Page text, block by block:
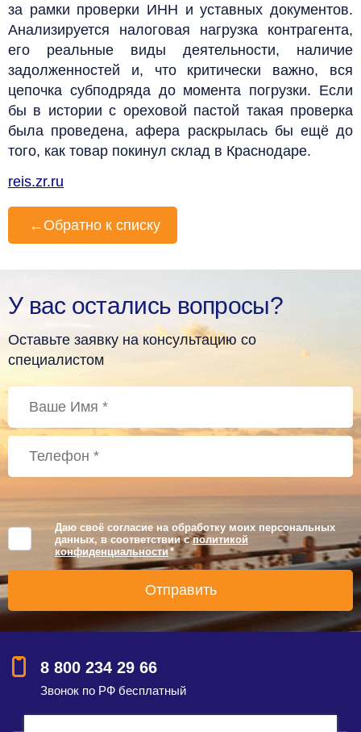
за рамки проверки ИНН и уставных документов.
Анализируется налоговая нагрузка контрагента,
его реальные виды деятельности, наличие
задолженностей и, что критически важно, вся
цепочка субподряда до момента погрузки. Если
бы в истории с ореховой пастой такая проверка
была проведена, афера раскрылась бы ещё до
того, как товар покинул склад в Краснодаре.
reis.zr.ru
← Обратно к списку
У вас остались вопросы?
Оставьте заявку на консультацию со
специалистом
Даю своё согласие на обработку моих персональных
данных, в соответствии сполитикой
конфиденциальности *
8 800 234 29 66
Звонок по РФ бесплатный